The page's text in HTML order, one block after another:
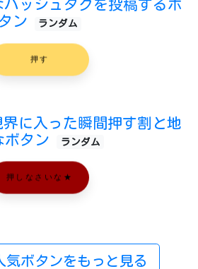
ハッシュタグを投稿するボ
タン
ランダム
押す
に入った瞬間押す割と地
ボタン
ランダム
押しなさいな★
ボタンをもっと見る